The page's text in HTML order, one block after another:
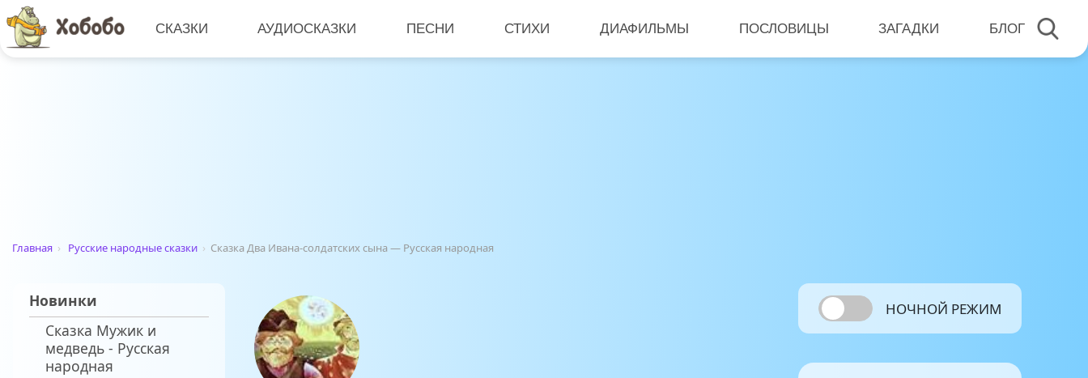
СКАЗКИ АУДИОСКАЗКИ ПЕСНИ СТИХИ ДИАФИЛЬМЫ ПОСЛОВИЦЫ ЗАГАДКИ БЛОГ
Главная › Русские народные сказки › Сказка Два Ивана-солдатских сына — Русская народная
Новинки
Сказка Мужик и
медведь - Русская
народная
НОЧНОЙ РЕЖИМ